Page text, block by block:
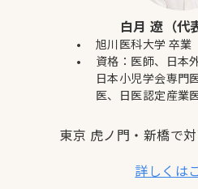
白月 遼（代
旭川医科大学 卒業
資格：医師、日本
日本小児学会専門
医、日医認定産業
東京 虎ノ門・新橋で
詳しくは